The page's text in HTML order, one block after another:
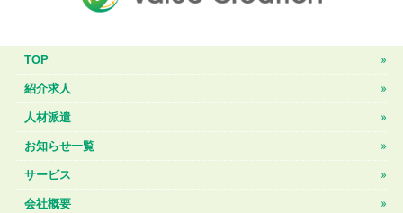
TOP
紹介求人
人材派遣
お知らせ一覧
サービス
会社概要